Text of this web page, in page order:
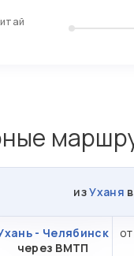
изУханя в
- Челябинск
через ВМТП